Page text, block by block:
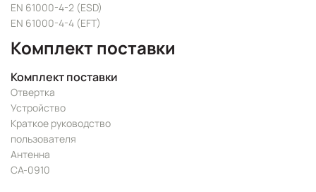
EN 61000-4-2 (ESD)
EN 61000-4-4 (EFT)
Комплект поставки
Комплект поставки
Отвертка
Устройство
Краткое руководство
пользователя
Антенна
CA-0910